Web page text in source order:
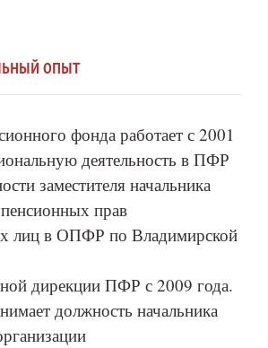
опыт
фонда работает с 2001
деятельность в ПФР
заместителя начальника
прав
лиц в ОПФР по Владимирской
дирекции ПФР с 2009 года.
должность начальника